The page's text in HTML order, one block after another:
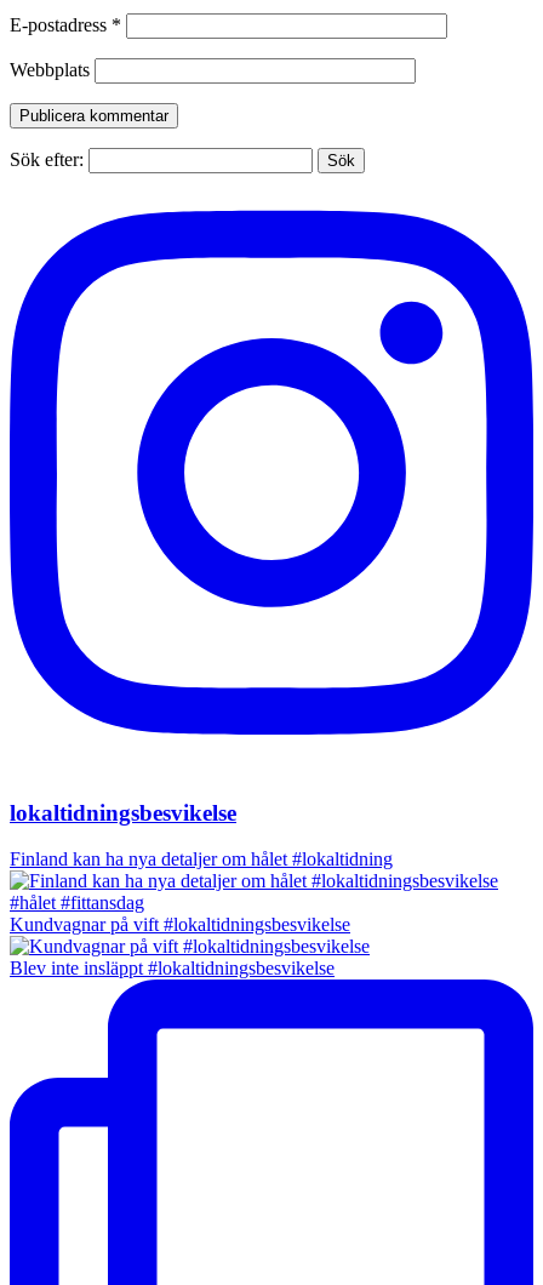
E-postadress *
Webbplats
Sök efter:
lokaltidningsbesvikelse
Finland kan ha nya detaljer om hålet #lokaltidning
Kundvagnar på vift #lokaltidningsbesvikelse
Blev inte insläppt #lokaltidningsbesvikelse